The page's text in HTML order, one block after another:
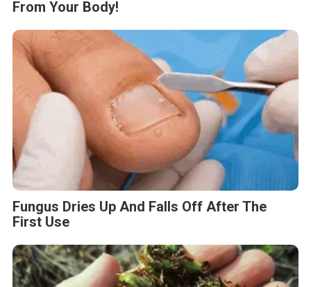
Stop Eating These 3 Foods That Are Known
to Cause Parasites
BERITA TERKAIT
Jumat, 7 Agustus 2026 - 09:32 WIB
MONDEVITA MENGAKUISISI SAHAM MAYORITAS DI
UNDERSCORE DISTRICT, PERUSAHAAN INDUK MAGLIANO,
SEBAGAI LANGKAH KEDUA DALAM MEMBANGUN